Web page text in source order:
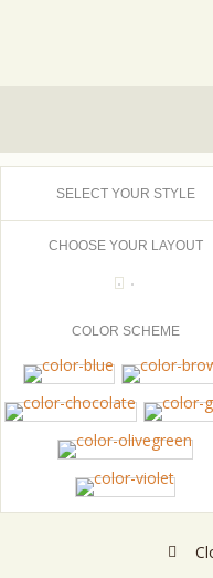
SELECT YOUR STYLE
CHOOSE YOUR LAYOUT
COLOR SCHEME